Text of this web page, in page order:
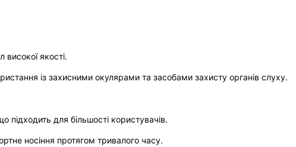
високої якості.
із захисними окулярами та засобами захисту органів слуху.
підходить для більшості користувачів.
носіння протягом тривалого часу.